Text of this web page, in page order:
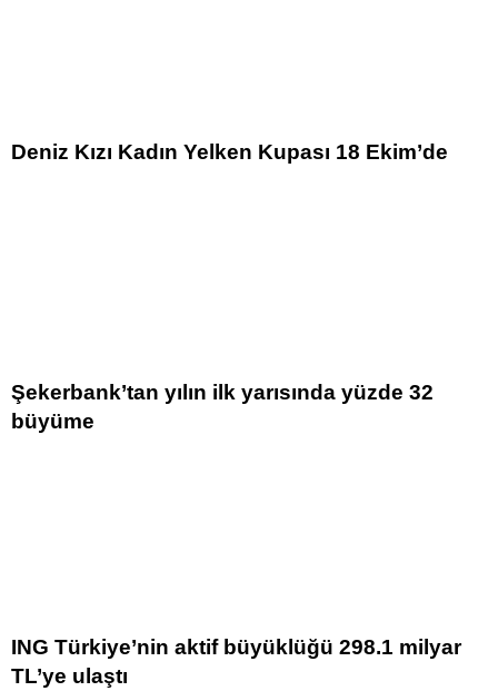
Deniz Kızı Kadın Yelken Kupası 18 Ekim’de
Şekerbank’tan yılın ilk yarısında yüzde 32
büyüme
ING Türkiye’nin aktif büyüklüğü 298.1 milyar
TL’ye ulaştı